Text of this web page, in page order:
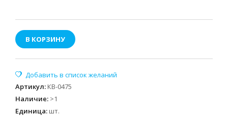
В КОРЗИНУ
Артикул: КВ-0475
Наличие: >1
Единица: шт.